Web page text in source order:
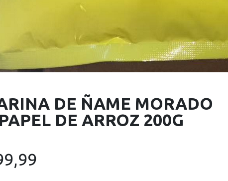
DE ÑAME MORADO
DE ARROZ 200G